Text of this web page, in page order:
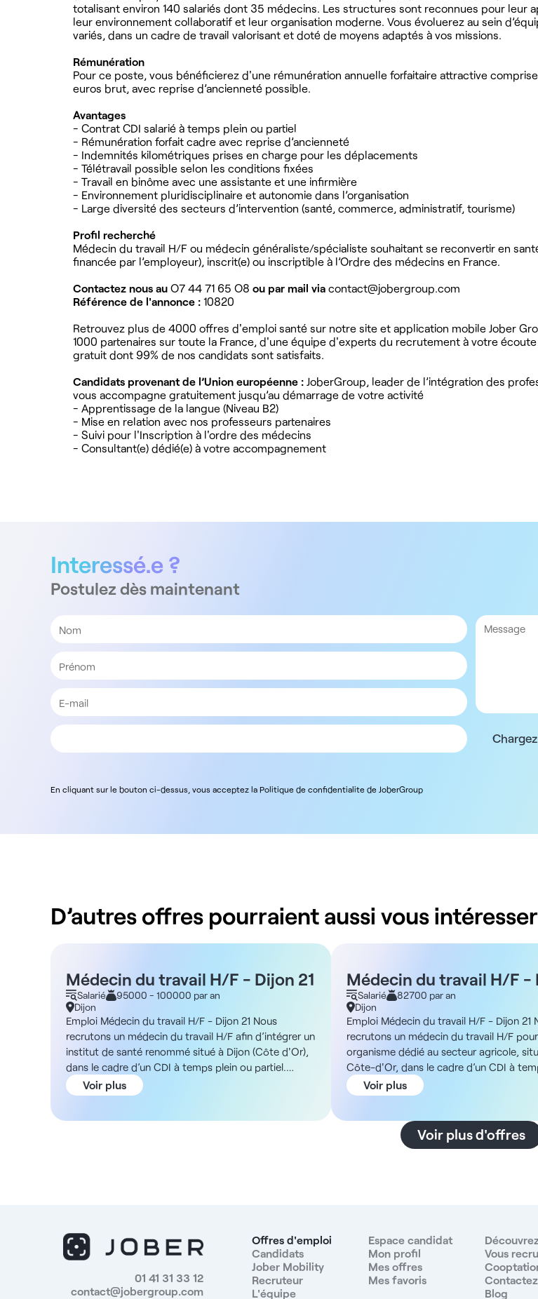
totalisant environ 140 salariés dont 35 médecins. Les structures sont reconnues pour leur
leur environnement collaboratif et leur organisation moderne. Vous évoluerez au sein
variés, dans un cadre de travail valorisant et doté de moyens adaptés à vos missions.
Rémunération
Pour ce poste, vous bénéficierez d'une rémunération annuelle forfaitaire attractive
euros brut, avec reprise d’ancienneté possible.
Avantages
- Contrat CDI salarié à temps plein ou partiel
- Rémunération forfait cadre avec reprise d’ancienneté
- Indemnités kilométriques prises en charge pour les déplacements
- Télétravail possible selon les conditions fixées
- Travail en binôme avec une assistante et une infirmière
- Environnement pluridisciplinaire et autonomie dans l’organisation
- Large diversité des secteurs d’intervention (santé, commerce, administratif, tourisme)
Profil recherché
Médecin du travail H/F ou médecin généraliste/spécialiste souhaitant se reconvertir en
financée par l’employeur), inscrit(e) ou inscriptible à l’Ordre des médecins en France.
Contactez nous au O7 44 71 65 O8 ou par mail via contact@jobergroup.com
Référence de l'annonce : 10820
Retrouvez plus de 4000 offres d'emploi santé sur notre site et application mobile Jober
1000 partenaires sur toute la France, d'une équipe d'experts du recrutement à votre
gratuit dont 99% de nos candidats sont satisfaits.
Candidats provenant de l’Union européenne : JoberGroup, leader de l’intégration des
vous accompagne gratuitement jusqu’au démarrage de votre activité
- Apprentissage de la langue (Niveau B2)
- Mise en relation avec nos professeurs partenaires
- Suivi pour l'Inscription à l'ordre des médecins
- Consultant(e) dédié(e) à votre accompagnement
Interessé.e ?
Postulez dès maintenant
En cliquant sur le bouton ci-dessus, vous acceptez la Politique de confidentialite de JoberGroup
D’autres offres pourraient aussi vous
Médecin du travail H/F - Dijon 21
Salarié
95000 - 100000 par an
Dijon
Emploi Médecin du travail H/F - Dijon 21 Nous
recrutons un médecin du travail H/F afin d’intégrer un
institut de santé renommé situé à Dijon (Côte d'Or),
dans le cadre d’un CDI à temps plein ou partiel.
Description En tant que médecin du travail, vous
interviendrez sur quatre axes principaux : - Action en
sur site au minimum une semaine par mois. Vos
interventions se dérouleront dans des entreprises de
différents secteurs : médical, commerce,
administratif, et tourisme. ADN de la structure Située
Voir plus
Médecin du travail H/F -
Salarié
82700 par an
Dijon
Emploi Médecin du travail H/F - Dijon 21
recrutons un médecin du travail H/F
organisme dédié au secteur agricole,
Côte-d'Or, dans le cadre d’un CDI à
temps partiel. Description et missions
une équipe pluridisciplinaire au sein d’un
Bourgogne. En tant que médecin du
missions incluront : - La réalisation des
travail - La possibilité d’exercer en
dans le cadre d’une organisation souple
sur la qualité du suivi, sans quota de
ADN de la structure Vous exercerez au
Voir plus
Voir plus d'offres
01 41 31 33 12
contact@jobergroup.com
Offres d'emploi
Candidats
Jober Mobility
Recruteur
L'équipe
Espace candidat
Mon profil
Mes offres
Mes favoris
Vous
Blog